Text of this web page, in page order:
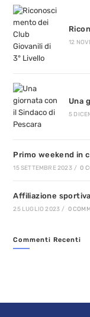
12
Una
5
Primo weekend in
15 SETTEMBRE 2023 / 0
Affiliazione
25 LUGLIO 2023 / 0
Commenti Recenti